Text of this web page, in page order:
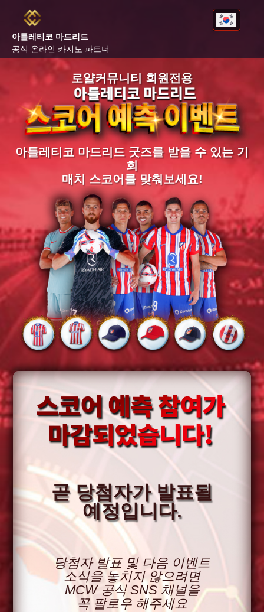
아틀레티코 마드리드
공식 온라인 카지노 파트너
로얄커뮤니티 회원전용
아틀레티코 마드리드 굿즈를 받을 수 있는 기
회
매치 스코어를 맞춰보세요!
곧 당첨자가 발표될
예정입니다.
당첨자 발표 및 다음 이벤트
소식을 놓치지 않으려면
MCW 공식 SNS 채널을
꼭 팔로우 해주세요